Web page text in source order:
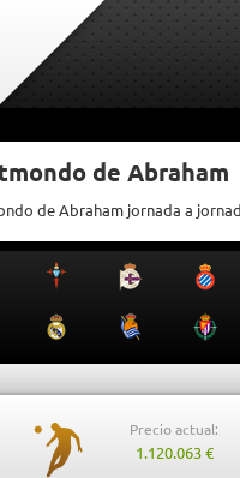
de Abraham
de Abraham jornada a
Precio actual:
1.120.063 €